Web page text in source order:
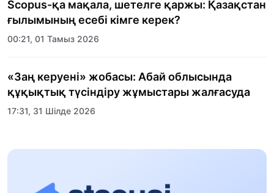
Scopus-қа мақала, шетелге қаржы: Қазақстан
ғылымының есебі кімге керек?
00:21, 01 Тамыз 2026
«Заң керуені» жобасы: Абай облысында
құқықтық түсіндіру жұмыстары жалғасуда
17:31, 31 Шілде 2026
Халықаралық «Формула-1 H2O» жарысын
13:13, 30 Шілде 2026